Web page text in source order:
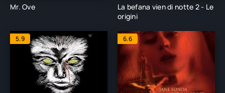
Mr. Ove
La befana vien di notte 2 - Le
origini
5.9 6.6